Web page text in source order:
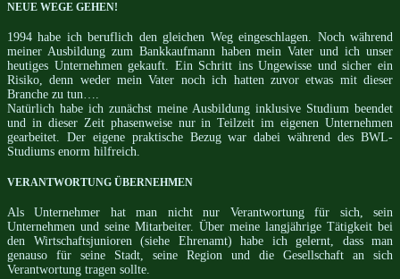
NEUE WEGE GEHEN!
1994 habe ich beruflich den gleichen Weg eingeschlagen. Noch während
meiner Ausbildung zum Bankkaufmann haben mein Vater und ich unser
heutiges Unternehmen gekauft. Ein Schritt ins Ungewisse und sicher ein
Risiko, denn weder mein Vater noch ich hatten zuvor etwas mit dieser
Branche zu tun….
Natürlich habe ich zunächst meine Ausbildung inklusive Studium beendet
und in dieser Zeit phasenweise nur in Teilzeit im eigenen Unternehmen
gearbeitet. Der eigene praktische Bezug war dabei während des BWL-
Studiums enorm hilfreich.
VERANTWORTUNG ÜBERNEHMEN
Als Unternehmer hat man nicht nur Verantwortung für sich, sein
Unternehmen und seine Mitarbeiter. Über meine langjährige Tätigkeit bei
den Wirtschaftsjunioren (siehe Ehrenamt) habe ich gelernt, dass man
genauso für seine Stadt, seine Region und die Gesellschaft an sich
Verantwortung tragen sollte.